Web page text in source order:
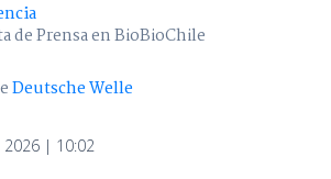
de Prensa en BioBioChile
Deutsche Welle
2026 | 10:02